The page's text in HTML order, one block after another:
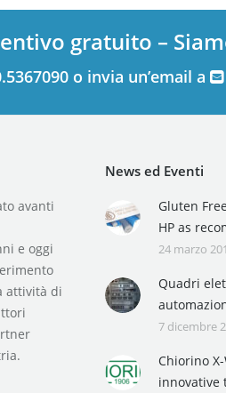
gratuito –
o invia un’email a
avanti
e oggi
attività di
News ed Eventi
Gluten
HP as
24 marzo
Quadri
7 dicembre
Chiorino
innovative